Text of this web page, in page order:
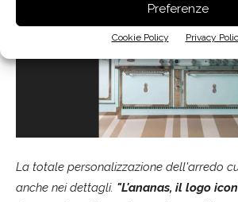
Preferenze
Cookie Policy Privacy
La totale personalizzazione dell'arredo
anche nei dettagli. "L'ananas, il logo